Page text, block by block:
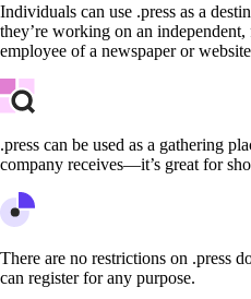
Individuals can use .press as a
they’re working on an independent,
employee of a newspaper or
.press can be used as a gathering
company receives—it’s great for
There are no restrictions on .press
can register for any purpose.